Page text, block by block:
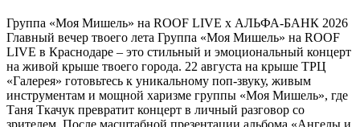
Группа «Моя Мишель» на ROOF LIVE x АЛЬФА-БАНК 2026
Главный вечер твоего лета Группа «Моя Мишель» на ROOF
LIVE в Краснодаре – это стильный и эмоциональный концерт
на живой крыше твоего города. 22 августа на крыше ТРЦ
«Галерея» готовьтесь к уникальному поп-звуку, живым
инструментам и мощной харизме группы «Моя Мишель», где
Таня Ткачук превратит концерт в личный разговор со
зрителем. После масштабной презентации альбома «Ангелы и